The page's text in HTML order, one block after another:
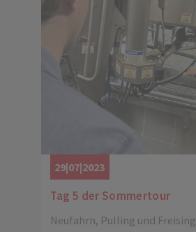
29|07|2023
Tag 5 der Sommertour
Neufahrn, Pulling und Freising